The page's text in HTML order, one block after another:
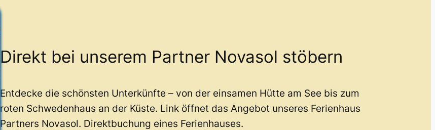
Direkt bei unserem Partner Novasol stöbern
Entdecke die schönsten Unterkünfte – von der einsamen Hütte am See bis zum
roten Schwedenhaus an der Küste. Link öffnet das Angebot unseres Ferienhaus
Partners Novasol. Direktbuchung eines Ferienhauses.